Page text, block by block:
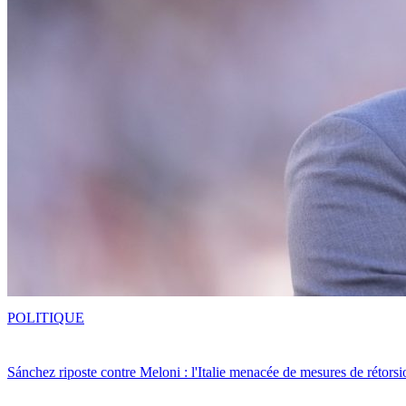
Sánchez riposte contre Meloni : l'Italie menacée de mesures de
POLITIQUE